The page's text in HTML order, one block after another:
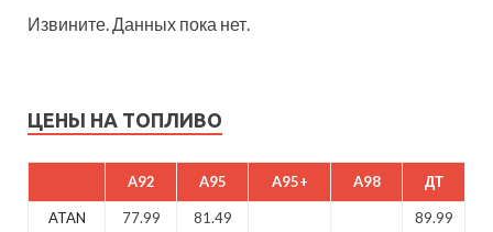
Извините. Данных пока нет.
ЦЕНЫ НА ТОПЛИВО
A92 A95 A95+ A98 ДТ
ATAN 77.99 81.49
89.99